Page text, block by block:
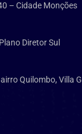
– Cidade Monções
Diretor Sul
Quilombo, Villa